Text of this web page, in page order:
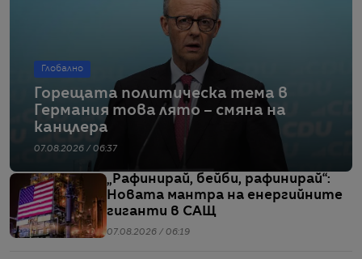
Глобално
Горещата политическа тема в
Германия това лято – смяна на
канцлера
07.08.2026 / 06:37
„Рафинирай, бейби, рафинирай“:
Новата мантра на енергийните
гиганти в САЩ
07.08.2026 / 06:19